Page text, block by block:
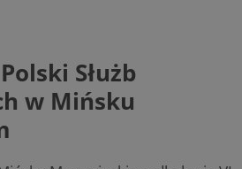
Służb
w Mińsku